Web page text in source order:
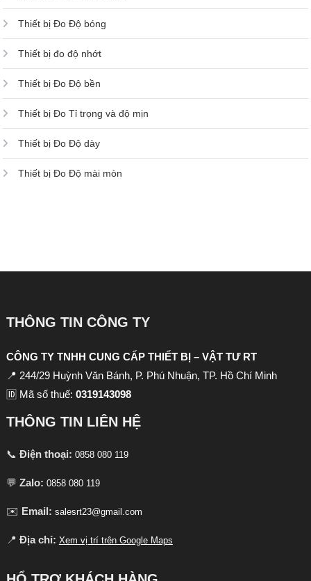
Thiết bị Đo Độ bóng
Thiết bị đo độ nhớt
Thiết bị Đo Độ bền
Thiết bị Đo Tỉ trọng và độ mịn
Thiết bị Đo Độ dày
Thiết bị Đo Độ mài mòn
THÔNG TIN CÔNG TY
CÔNG TY TNHH CUNG CẤP THIẾT BỊ – VẬT TƯ RT
📍 244/29 Huỳnh Văn Bánh, P. Phú Nhuận, TP. Hồ Chí Minh
🆔 Mã số thuế: 0319143098
THÔNG TIN LIÊN HỆ
📞 Điện thoại: 0858 080 119
💬 Zalo: 0858 080 119
✉️ Email: salesrt23@gmail.com
📍 Địa chỉ: Xem vị trí trên Google Maps